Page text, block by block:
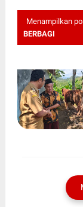
Menampilkan
BERBAGI